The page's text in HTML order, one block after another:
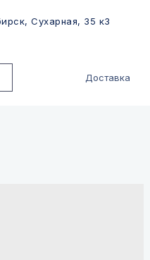
Сухарная, 35 к3
Доставка